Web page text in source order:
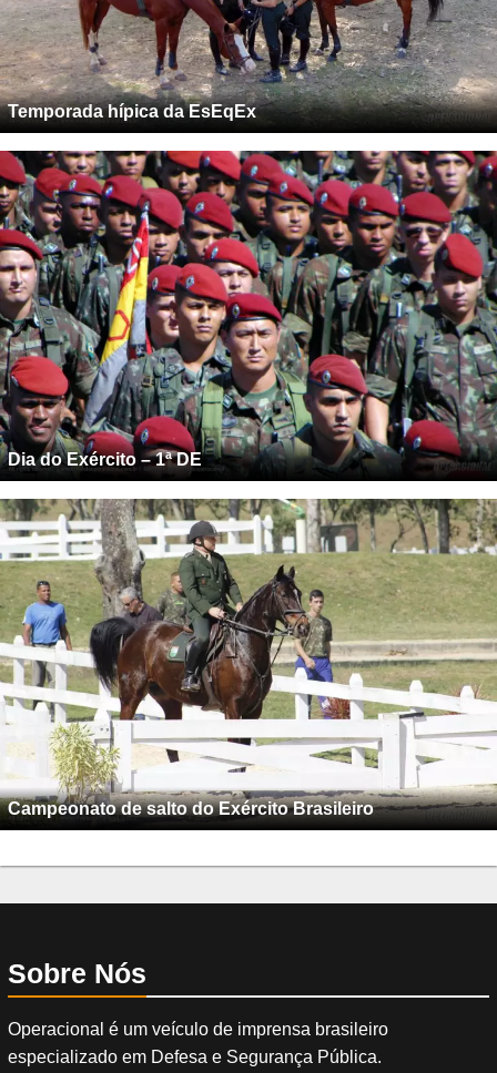
Temporada hípica da EsEqEx
Dia do Exército – 1ª DE
Campeonato de salto do Exército Brasileiro
Sobre Nós
Operacional é um veículo de imprensa brasileiro
especializado em Defesa e Segurança Pública.